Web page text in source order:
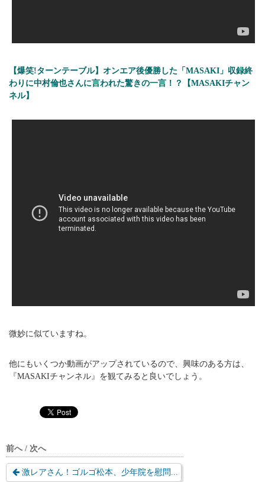
【爆笑!ターンテーブル】オンエア後優勝した「MASAKI」収録終
わりに中村倫也さんに言われた驚きの一言！？【MASAKIチャン
ネル】
微妙に似ていますね。
他にもいくつか動画がアップされているので、興味のある方は、
『MASAKIチャンネル』を観てみると良いでしょう。
前へ / 次へ
激レアさん！ゴルゴ松本、少年院を慰問...